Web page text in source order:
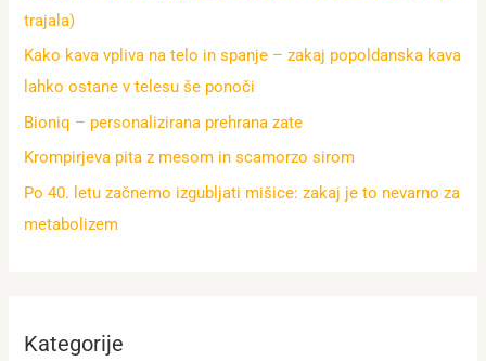
trajala)
Kako kava vpliva na telo in spanje – zakaj popoldanska kava
lahko ostane v telesu še ponoči
Bioniq – personalizirana prehrana zate
Krompirjeva pita z mesom in scamorzo sirom
Po 40. letu začnemo izgubljati mišice: zakaj je to nevarno za
metabolizem
Kategorije